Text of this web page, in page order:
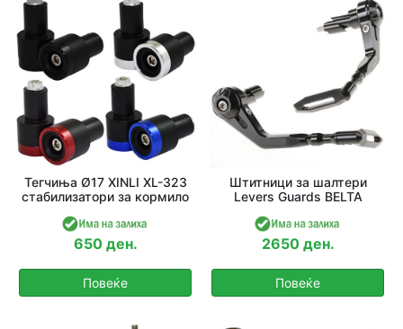
Тегчиња Ø17 XINLI XL-323
стабилизатори за кормило
650 ден.
Повеќе
Штитници за шалтери
Levers Guards BELTA
2650 ден.
Повеќе